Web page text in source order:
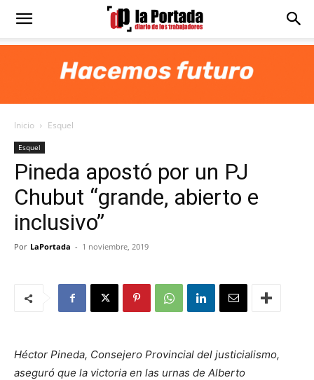
Diario
Portada
Inicio Esquel
Esquel
Pineda apostó por un PJ
Chubut “grande, abierto e
inclusivo”
Por LaPortada - 1 noviembre, 2019
Héctor Pineda, Consejero Provincial del justicialismo,
aseguró que la victoria en las urnas de Alberto